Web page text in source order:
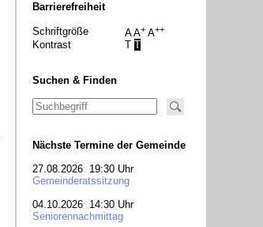
Barrierefreiheit
Schriftgröße A A+ A++
Kontrast T T
Suchen & Finden
Nächste Termine der Gemeinde
27.08.2026 19:30 Uhr
Gemeinderatssitzung
04.10.2026 14:30 Uhr
Seniorennachmittag